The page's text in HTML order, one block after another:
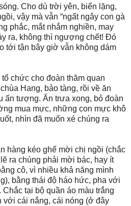
Cho dù trời yên, biển lặng,
vậy mà vẫn “ngất ngây con gà
phắc, mắt nhắm nghiền, may
ra, không thì ngượng chết! Đó
tới tận bây giờ vẫn không dám
chức cho đoàn thăm quan
Hang, bảo tàng, rồi về ăn
ấn tượng. Ăn trưa xong, bỏ đoàn
mua mực, những con mực khô
nhìn đã muốn xé chúng ra
hàng kéo ghế mời chị ngồi (chắc
ra chúng phải mời bác, hay ít
cô, vì nhiều khả năng mình
bằng thái độ háo hức, pha với
tại bộ quần áo màu trắng
cái nắng, cái nóng (ở đây